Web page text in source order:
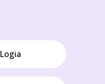
Logia